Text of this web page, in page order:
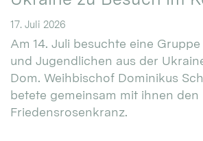
17. Juli 2026
Am 14. Juli besuchte eine
und Jugendlichen aus der
Dom. Weihbischof Dominikus
betete gemeinsam mit ihnen den
Friedensrosenkranz.